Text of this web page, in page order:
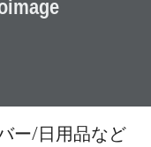
ー/日用品など